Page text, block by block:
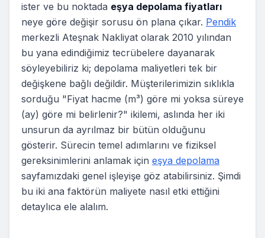
ister ve bu noktada eşya depolama fiyatları
neye göre değişir sorusu ön plana çıkar. Pendik
merkezli Ateşnak Nakliyat olarak 2010 yılından
bu yana edindiğimiz tecrübelere dayanarak
söyleyebiliriz ki; depolama maliyetleri tek bir
değişkene bağlı değildir. Müşterilerimizin sıklıkla
sorduğu "Fiyat hacme (m³) göre mi yoksa süreye
(ay) göre mi belirlenir?" ikilemi, aslında her iki
unsurun da ayrılmaz bir bütün olduğunu
gösterir. Sürecin temel adımlarını ve fiziksel
gereksinimlerini anlamak için eşya depolama
sayfamızdaki genel işleyişe göz atabilirsiniz. Şimdi
bu iki ana faktörün maliyete nasıl etki ettiğini
detaylıca ele alalım.